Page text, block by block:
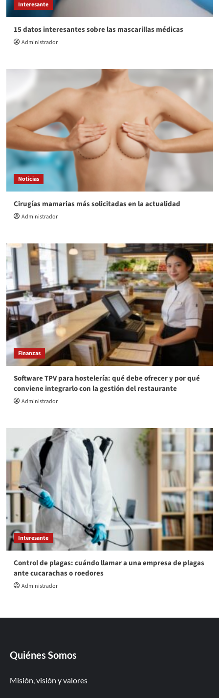
Interesante
15 datos interesantes sobre las mascarillas médicas
Administrador
Noticias
Cirugías mamarias más solicitadas en la actualidad
Administrador
Finanzas
Software TPV para hostelería: qué debe ofrecer y por qué
conviene integrarlo con la gestión del restaurante
Administrador
Interesante
Control de plagas: cuándo llamar a una empresa de plagas
ante cucarachas o roedores
Administrador
Quiénes Somos
Misión, visión y valores